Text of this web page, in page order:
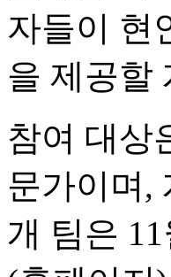
자들이 현
을 제공할
참여 대상
문가이며,
개 팀은